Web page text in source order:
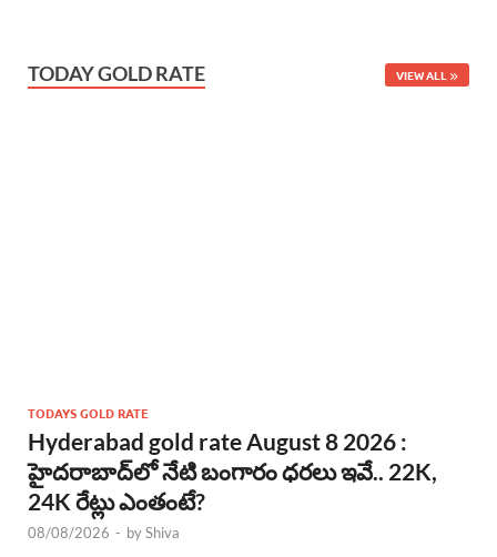
TODAY GOLD RATE VIEW ALL
TODAYS GOLD RATE
Hyderabad gold rate August 8 2026 :
హైదరాబాద్‌లో నేటి బంగారం ధరలు ఇవే.. 22K,
24K రేట్లు ఎంతంటే?
08/08/2026 - byShiva